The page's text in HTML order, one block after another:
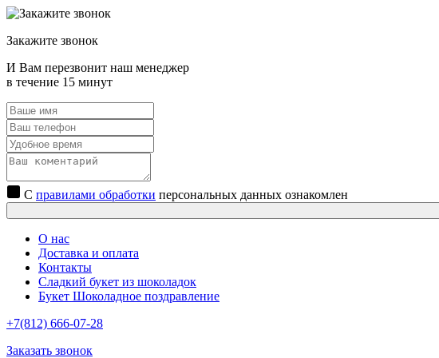
Закажите звонок
И Вам перезвонит наш менеджер
в течение 15 минут
С правилами обработки персональных данных ознакомлен
О нас
Доставка и оплата
Контакты
Сладкий букет из шоколадок
Букет Шоколадное поздравление
+7(812) 666-07-28
Заказать звонок